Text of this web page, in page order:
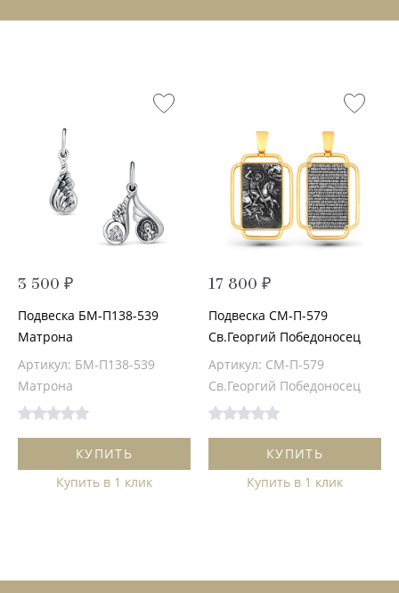
3 500 ₽
Подвеска БМ-П138-539
Матрона
Артикул: БМ-П138-539
Матрона
КУПИТЬ
Купить в 1 клик
17 800 ₽
Подвеска СМ-П-579
Св.Георгий Победоносец
Артикул: СМ-П-579
Св.Георгий Победоносец
КУПИТЬ
Купить в 1 клик